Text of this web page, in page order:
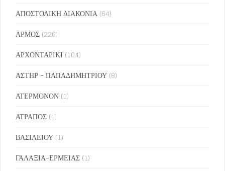
ΑΠΟΣΤΟΛΙΚΗ ΔΙΑΚΟΝΙΑ (64)
ΑΡΜΟΣ (226)
ΑΡΧΟΝΤΑΡΙΚΙ (104)
ΑΣΤΗΡ - ΠΑΠΑΔΗΜΗΤΡΙΟΥ (8)
ΑΤΕΡΜΟΝΟΝ (1)
ΑΤΡΑΠΟΣ (1)
ΒΑΣΙΛΕΙΟΥ (1)
ΓΑΛΑΞΙΑ-ΕΡΜΕΙΑΣ (1)